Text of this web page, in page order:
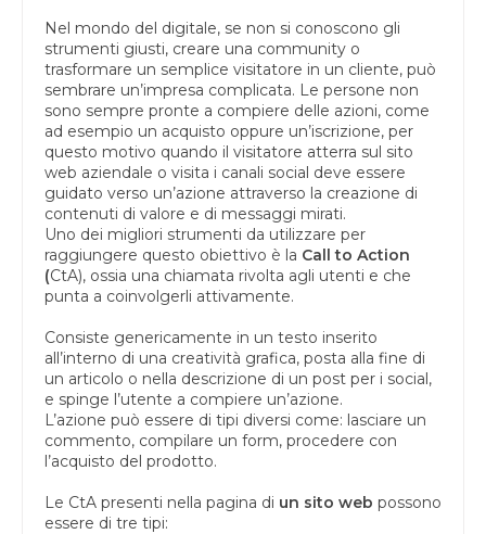
Nel mondo del digitale, se non si conoscono gli
strumenti giusti, creare una community o
trasformare un semplice visitatore in un cliente, può
sembrare un’impresa complicata. Le persone non
sono sempre pronte a compiere delle azioni, come
ad esempio un acquisto oppure un’iscrizione, per
questo motivo quando il visitatore atterra sul sito
web aziendale o visita i canali social deve essere
guidato verso un’azione attraverso la creazione di
contenuti di valore e di messaggi mirati.
Uno dei migliori strumenti da utilizzare per
raggiungere questo obiettivo è la Call to Action
(CtA), ossia una chiamata rivolta agli utenti e che
punta a coinvolgerli attivamente.
Consiste genericamente in un testo inserito
all’interno di una creatività grafica, posta alla fine di
un articolo o nella descrizione di un post per i social,
e spinge l’utente a compiere un’azione.
L’azione può essere di tipi diversi come: lasciare un
commento, compilare un form, procedere con
l’acquisto del prodotto.
Le CtA presenti nella pagina di un sito web possono
essere di tre tipi: